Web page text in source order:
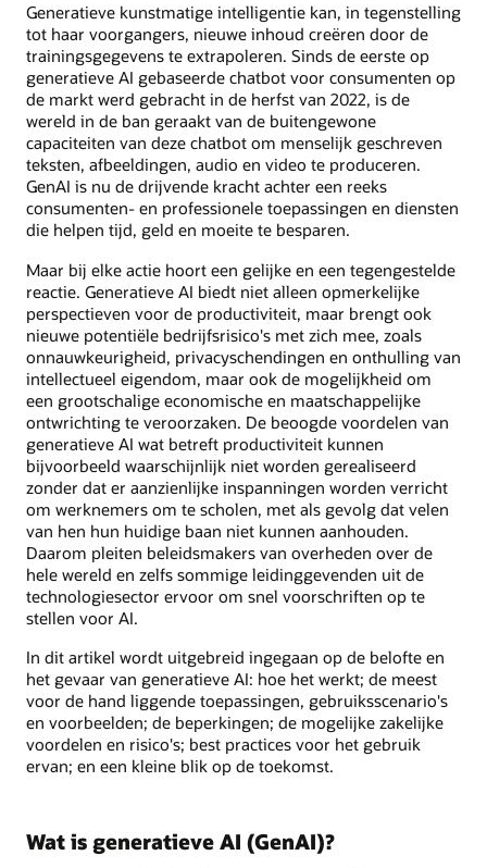
Generatieve kunstmatige intelligentie kan, in tegenstelling
tot haar voorgangers, nieuwe inhoud creëren door de
trainingsgegevens te extrapoleren. Sinds de eerste op
generatieve AI gebaseerde chatbot voor consumenten op
de markt werd gebracht in de herfst van 2022, is de
wereld in de ban geraakt van de buitengewone
capaciteiten van deze chatbot om menselijk geschreven
teksten, afbeeldingen, audio en video te produceren.
GenAI is nu de drijvende kracht achter een reeks
consumenten- en professionele toepassingen en diensten
die helpen tijd, geld en moeite te besparen.
Maar bij elke actie hoort een gelijke en een tegengestelde
reactie. Generatieve AI biedt niet alleen opmerkelijke
perspectieven voor de productiviteit, maar brengt ook
nieuwe potentiële bedrijfsrisico's met zich mee, zoals
onnauwkeurigheid, privacyschendingen en onthulling van
intellectueel eigendom, maar ook de mogelijkheid om
een grootschalige economische en maatschappelijke
ontwrichting te veroorzaken. De beoogde voordelen van
generatieve AI wat betreft productiviteit kunnen
bijvoorbeeld waarschijnlijk niet worden gerealiseerd
zonder dat er aanzienlijke inspanningen worden verricht
om werknemers om te scholen, met als gevolg dat velen
van hen hun huidige baan niet kunnen aanhouden.
Daarom pleiten beleidsmakers van overheden over de
hele wereld en zelfs sommige leidinggevenden uit de
technologiesector ervoor om snel voorschriften op te
stellen voor AI.
In dit artikel wordt uitgebreid ingegaan op de belofte en
het gevaar van generatieve AI: hoe het werkt; de meest
voor de hand liggende toepassingen, gebruiksscenario's
en voorbeelden; de beperkingen; de mogelijke zakelijke
voordelen en risico's; best practices voor het gebruik
ervan; en een kleine blik op de toekomst.
Wat is generatieve AI (GenAI)?